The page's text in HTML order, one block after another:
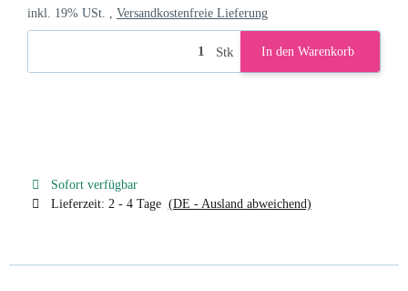
inkl. 19% USt. , Versandkostenfreie Lieferung
Stk In den Warenkorb
Sofort verfügbar
Lieferzeit: 2 - 4 Tage (DE - Ausland abweichend)